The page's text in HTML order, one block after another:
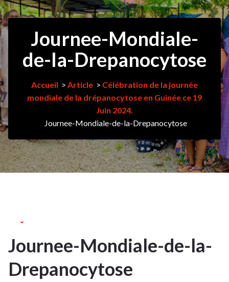
Journee-Mondiale-
de-la-Drepanocytose
Accueil > Article > Célébration de la journée
mondiale de la drépanocytose en Guinée ce 19
Juin 2024.
Journee-Mondiale-de-la-Drepanocytose
2
JUIL 2024
Journee-Mondiale-de-la-
Drepanocytose